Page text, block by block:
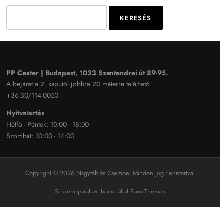
Search
PP Center | Budapest, 1033 Szentendrei út 89-95.
A bejárat a 2. kaputól jobbra 20 méterre található
+36-30/114-0050
Nyitvatartás
Hétfő - Péntek: 10:00 - 18:00
Szombat: 10:00 - 14:00
Copyright © 2026 Nagytáblás Csempe. Minden Jog Fenntartva.
Screenr parallax theme által FameThemes